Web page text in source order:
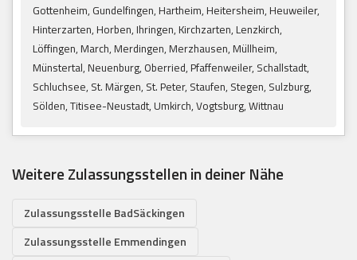
Gottenheim, Gundelfingen, Hartheim, Heitersheim, Heuweiler,
Hinterzarten, Horben, Ihringen, Kirchzarten, Lenzkirch,
Löffingen, March, Merdingen, Merzhausen, Müllheim,
Münstertal, Neuenburg, Oberried, Pfaffenweiler, Schallstadt,
Schluchsee, St. Märgen, St. Peter, Staufen, Stegen, Sulzburg,
Sölden, Titisee-Neustadt, Umkirch, Vogtsburg, Wittnau
Weitere Zulassungsstellen in deiner Nähe
Zulassungsstelle BadSäckingen
Zulassungsstelle Emmendingen